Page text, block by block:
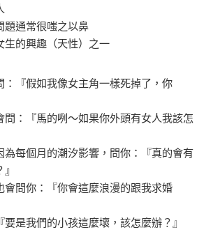
題通常很嗤之以鼻
生的興趣（天性）之一
：『假如我像女主角一樣死掉了，你
問：『馬的咧～如果你外頭有女人我該怎
為每個月的潮汐影響，問你：『真的會有
會問你：『你會這麼浪漫的跟我求婚
是我們的小孩這麼壞，該怎麼辦？』